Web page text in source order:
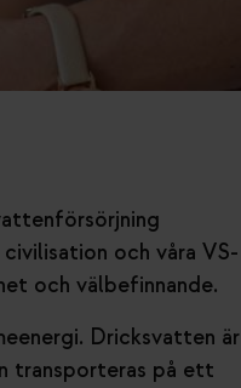
och våra VS-
och välbefinnande.
Dricksvatten är
transporteras på ett